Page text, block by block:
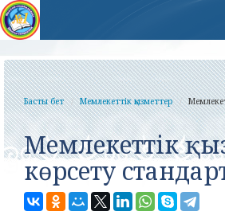
Басты бет Мемлекеттік қызметтер
Мемлекеттік
көрсету